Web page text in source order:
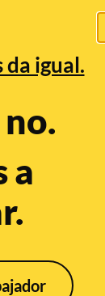
da igual.
a